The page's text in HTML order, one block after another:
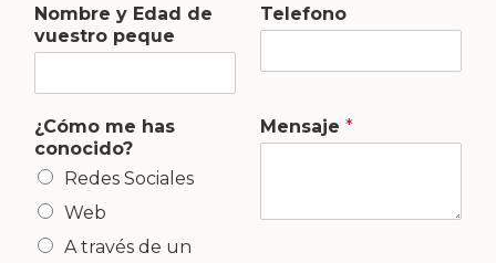
Nombre y Edad de
vuestro peque
Telefono
¿Cómo me has
conocido?
Redes Sociales
Web
A través de un
Mensaje *